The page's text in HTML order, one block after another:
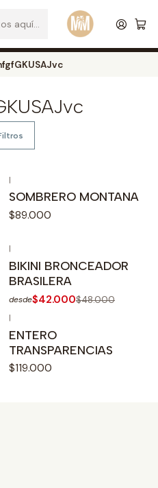
en Medellin y Bogota Leer más
|
SOMBRERO MONTANA
$89.000
|
BIKINI BRONCEADOR
BRASILERA
desde$42.000$48.000
|
ENTERO
TRANSPARENCIAS
$119.000